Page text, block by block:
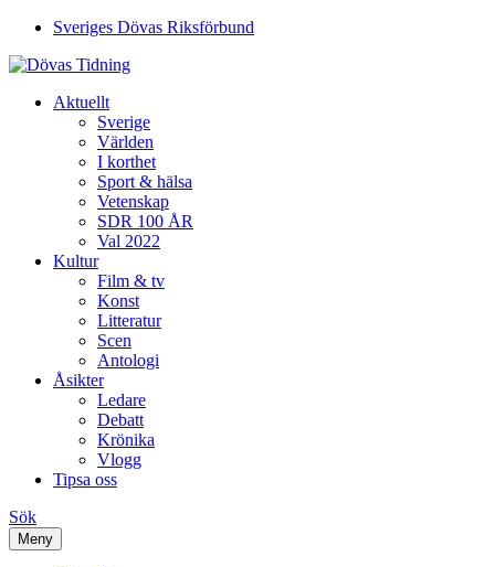
Sveriges Dövas Riksförbund
Aktuellt
Sverige
Världen
I korthet
Sport & hälsa
Vetenskap
SDR 100 ÅR
Val 2022
Kultur
Film & tv
Konst
Litteratur
Scen
Antologi
Åsikter
Ledare
Debatt
Krönika
Vlogg
Tipsa oss
Sök
Meny